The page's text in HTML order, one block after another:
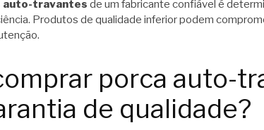
auto-travantes de um fabricante confiável é
Produtos de qualidade inferior podem
porca auto-
de qualidade?